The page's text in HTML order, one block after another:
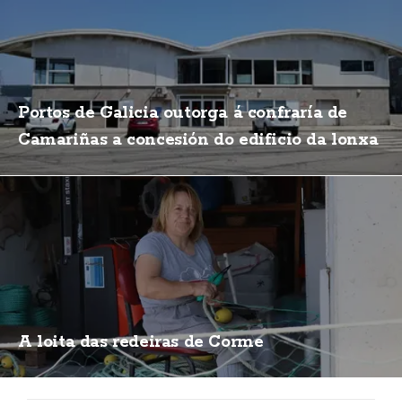
Portos de Galicia outorga á confraría de
Camariñas a concesión do edificio da lonxa
A loita das redeiras de Corme